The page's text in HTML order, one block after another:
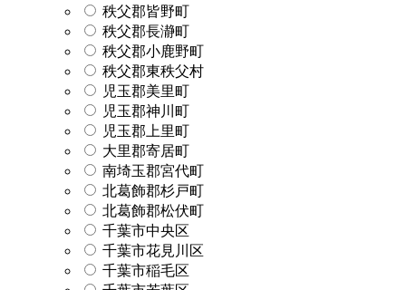
秩父郡皆野町
秩父郡長瀞町
秩父郡小鹿野町
秩父郡東秩父村
児玉郡美里町
児玉郡神川町
児玉郡上里町
大里郡寄居町
南埼玉郡宮代町
北葛飾郡杉戸町
北葛飾郡松伏町
千葉市中央区
千葉市花見川区
千葉市稲毛区